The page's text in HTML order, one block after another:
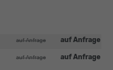
auf Anfrage
auf Anfrage
auf Anfrage
auf Anfrage